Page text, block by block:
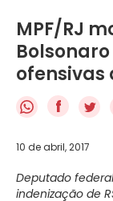
MPF/RJ
ofensivas
f
10 de abril, 2017
Deputado
indenização de